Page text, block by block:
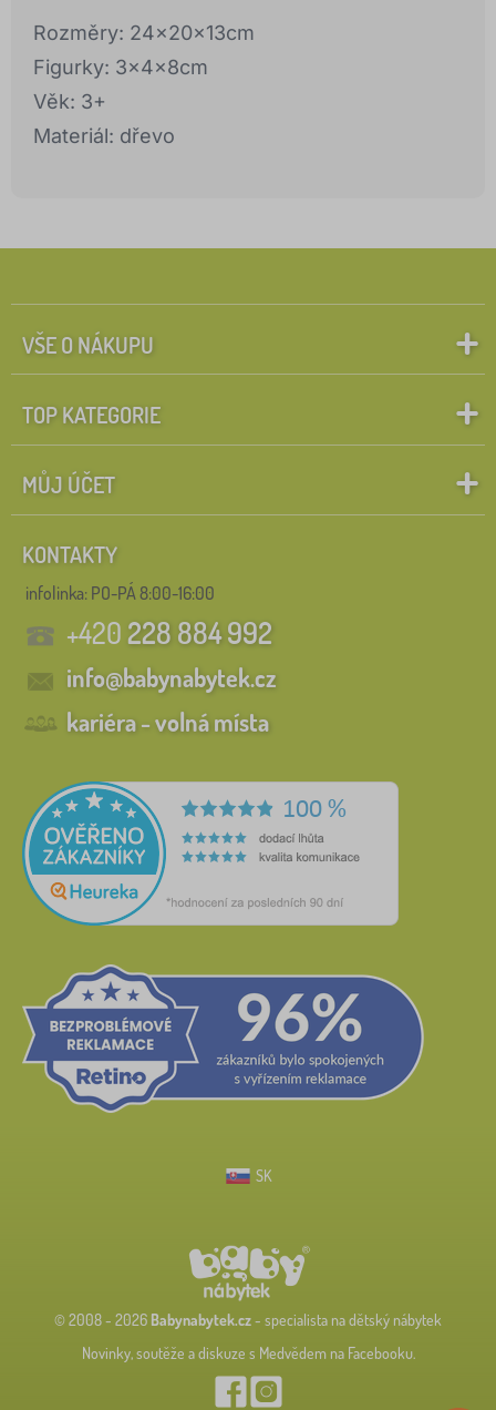
Rozměry: 24x20x13cm
Figurky: 3x4x8cm
Věk: 3+
Materiál: dřevo
VŠE O NÁKUPU
TOP KATEGORIE
MŮJ ÚČET
KONTAKTY
infolinka: PO-PÁ 8:00-16:00
+420228 884 992
info@babynabytek.cz
kariéra - volná místa
SK
© 2008 - 2026 Babynabytek.cz- specialista na dětský nábytek
Novinky, soutěže a diskuze s Medvědem na Facebooku.